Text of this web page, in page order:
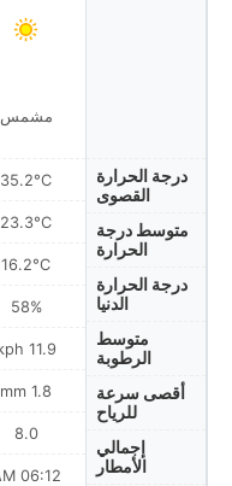
درجة الحرارة
القصوى
متوسط درجة
الحرارة
درجة الحرارة
الدنيا
متوسط
الرطوبة
أقصى سرعة
للرياح
إجمالي
الأمطار
مشمس
35.2°C
23.3°C
16.2°C
58%
11.9 kph
1.8 mm
8.0
06:12 AM